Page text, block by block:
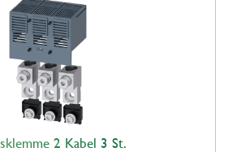
2 Kabel 3 St.